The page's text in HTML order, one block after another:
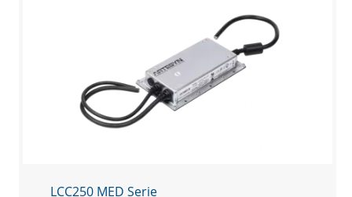
LCC250 MED Serie